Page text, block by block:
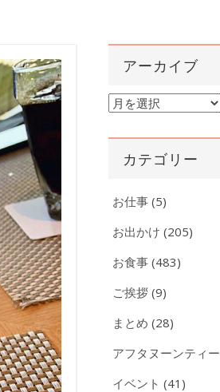
アーカイブ
ア
カ
カテゴリー
お仕事 (5)
お出かけ (205)
お食事 (483)
ご挨拶 (9)
まとめ (28)
アフタヌーンティー
イベント (41)